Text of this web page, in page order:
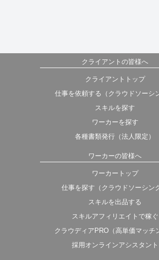
クライアントの皆様へ
クライアントトップ
仕事を依頼する（クラウドソーシ
スキルを探す
ワーカーを探す
各種書類発行（法人限定）
ワーカーの皆様へ
ワーカートップ
仕事を探す（クラウドソーシン
スキルを出品する
スキルアフィリエイトで稼ぐ
クラウディアPRO（高単価マッチ
採用オンラインアシスタント